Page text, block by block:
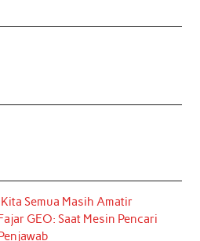
Semua Masih Amatir
GEO: Saat Mesin Pencari